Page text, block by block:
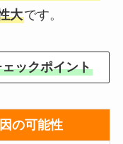
大です。
ックポイント
の可能性